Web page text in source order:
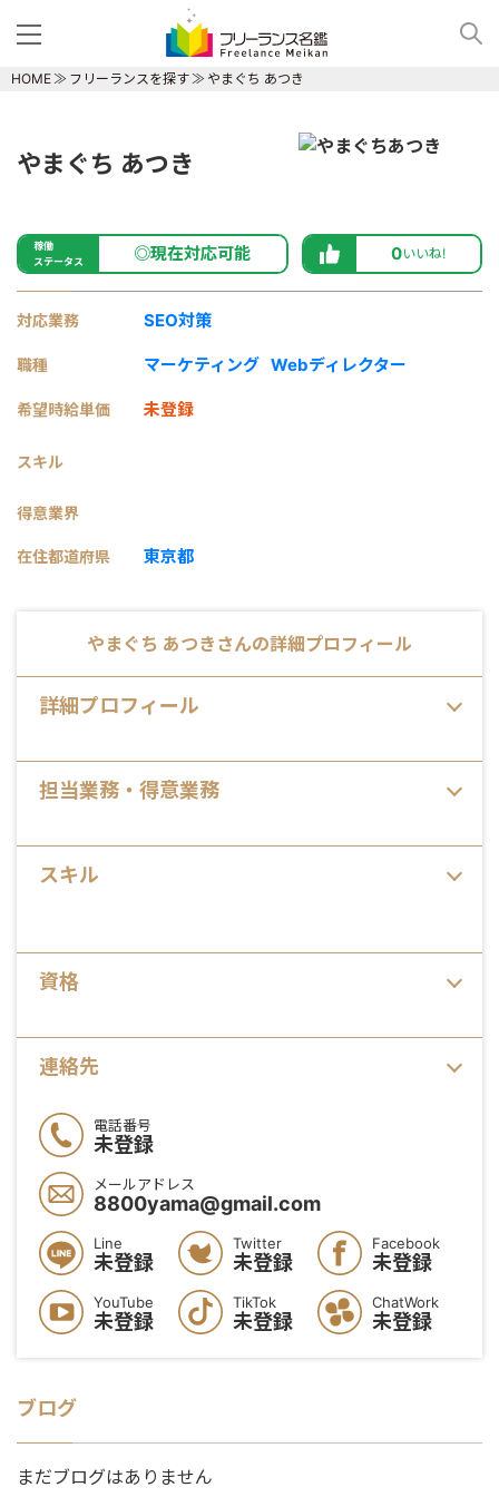
HOME フリーランスを探す やまぐち あつき
やまぐち あつき
稼働
ステータス
◎現在対応可能 0いいね!
対応業務 SEO対策
職種 マーケティング Webディレクター
希望時給単価 未登録
スキル
得意業界
在住都道府県 東京都
やまぐち あつき さんの詳細プロフィール
詳細プロフィール
担当業務・得意業務
スキル
資格
連絡先
電話番号
未登録
メールアドレス
8800yama@gmail.com
Line
未登録
Twitter
未登録
Facebook
未登録
YouTube
未登録
TikTok
未登録
ChatWork
未登録
ブログ
まだブログはありません